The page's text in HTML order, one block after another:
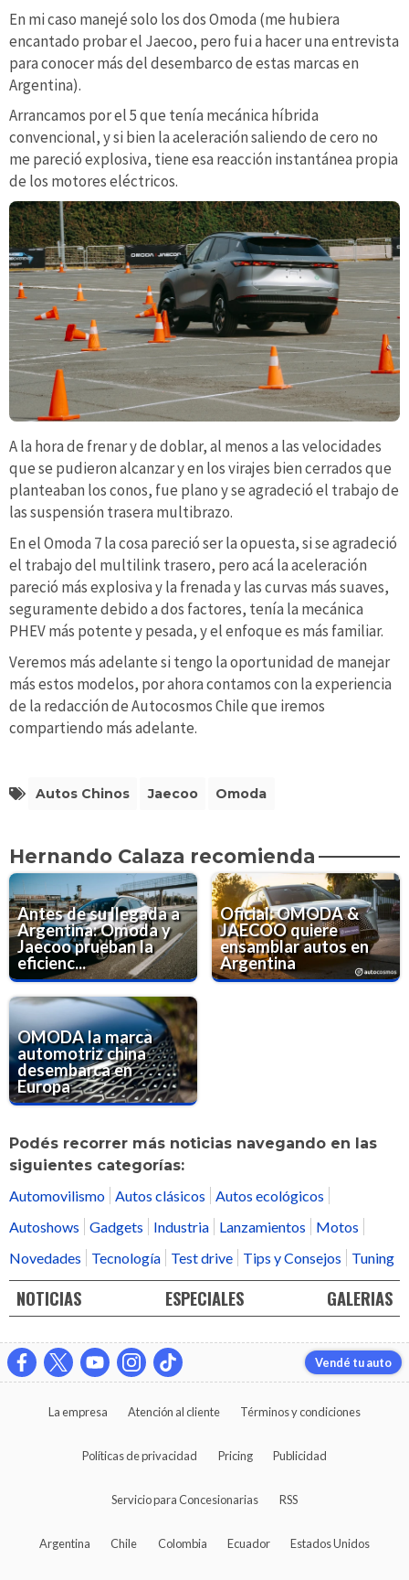
En mi caso manejé solo los dos Omoda (me hubiera
encantado probar el Jaecoo, pero fui a hacer una entrevista
para conocer más del desembarco de estas marcas en
Argentina).
Arrancamos por el 5 que tenía mecánica híbrida
convencional, y si bien la aceleración saliendo de cero no
me pareció explosiva, tiene esa reacción instantánea propia
de los motores eléctricos.
A la hora de frenar y de doblar, al menos a las velocidades
que se pudieron alcanzar y en los virajes bien cerrados que
planteaban los conos, fue plano y se agradeció el trabajo de
las suspensión trasera multibrazo.
En el Omoda 7 la cosa pareció ser la opuesta, si se agradeció
el trabajo del multilink trasero, pero acá la aceleración
pareció más explosiva y la frenada y las curvas más suaves,
seguramente debido a dos factores, tenía la mecánica
PHEV más potente y pesada, y el enfoque es más familiar.
Veremos más adelante si tengo la oportunidad de manejar
más estos modelos, por ahora contamos con la experiencia
de la redacción de Autocosmos Chile que iremos
compartiendo más adelante.
Autos Chinos Jaecoo Omoda
Hernando Calaza recomienda
Antes de su llegada a
Argentina: Omoda y
Jaecoo prueban la
eficienc...
Oficial: OMODA &
JAECOO quiere
ensamblar autos en
Argentina
OMODA la marca
automotriz china
desembarca en
Europa
Podés recorrer más noticias navegando en las
siguientes categorías:
Automovilismo Autos clásicos
Autos ecológicos
Autoshows
Gadgets Industria Lanzamientos
Motos
Novedades
Tecnología Test drive Tips y Consejos Tuning
NOTICIAS ESPECIALES GALERIAS
Vendé tu auto
La empresa Atención al cliente Términos y condiciones
Políticas de privacidad Pricing Publicidad
Servicio para Concesionarias RSS
Argentina Chile Colombia Ecuador Estados Unidos